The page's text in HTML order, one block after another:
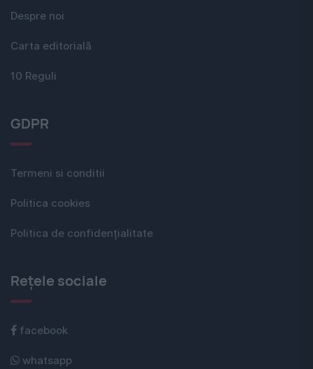
Despre noi
Carta editorială
10 Reguli
GDPR
Termeni si conditii
Politica cookies
Politica de confidențialitate
Rețele sociale
facebook
whatsapp